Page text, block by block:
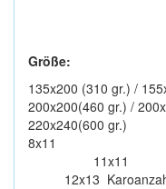
Größe:
135x200 (310 gr.) /
200x200(460 gr.) /
220x240(600 gr.)
8x11
11x11
12x13